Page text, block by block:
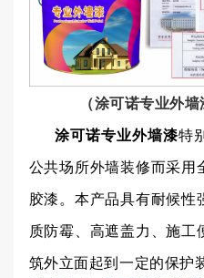
（涂可诺专业外
涂可诺专业外墙漆特
公共场所外墙装修而采用
胶漆。本产品具有耐候
质防霉、高遮盖力、施
筑外立面起到一定的保护